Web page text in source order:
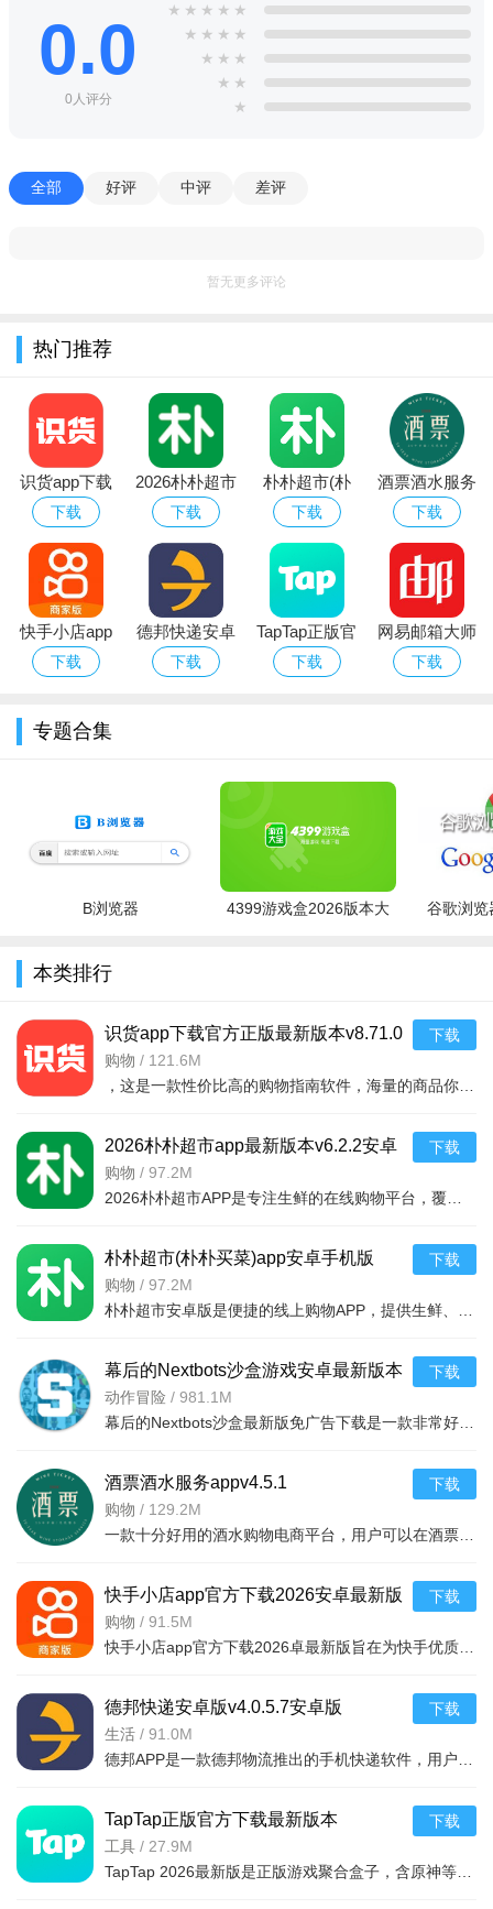
软件亮点：
动和聊天。
2、在这里，你只需打开定位功能，我们就能为你推荐更多周
边好友。
3、让你不断的扩大自己的社交圈，认识更多有趣的人们。
聚在一起。
社交。
3、各类社交活动都可以轻松的参与，可以感受平台带来的乐
0.0
0人评分
★ ★ ★ ★ ★
★ ★ ★ ★
★ ★ ★
★ ★
★
全部 好评 中评 差评
暂无更多评论
热门推荐
识货app下载
官方正版最新
版本
下载
2026朴朴超市
app最新版本
下载
朴朴超市(朴
朴买菜)app安
卓手机版
下载
酒票酒水服务
app
下载
快手小店app
官方下载2026
下载
德邦快递安卓
版
下载
TapTap正版官
方下载最新版
下载
网易邮箱大师
安卓版
下载
专题合集
B浏览器
4399游戏盒2026版本大
谷歌浏览
本类排行
识货app下载官方正版最新版本v8.71.0
安卓版
购物 / 121.6M
下载
2026朴朴超市app最新版本v6.2.2安卓
最新版
购物 / 97.2M
下载
朴朴超市(朴朴买菜)app安卓手机版
v6.2.2安卓版
购物 / 97.2M
下载
幕后的Nextbots沙盒游戏安卓最新版本
v11.2.2 中文版
动作冒险 / 981.1M
下载
酒票酒水服务appv4.5.1
购物 / 129.2M
下载
快手小店app官方下载2026安卓最新版
v7.2.40.481安卓最新版
购物 / 91.5M
下载
德邦快递安卓版v4.0.5.7安卓版
生活 / 91.0M
下载
TapTap正版官方下载最新版本
2026v2.94.0-mkt#100300手机版
工具 / 27.9M
下载